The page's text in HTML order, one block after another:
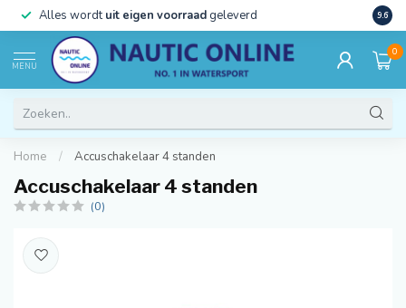
Alles wordtuit eigen voorraad geleverd 9.6
MENU
0
Home / Accuschakelaar 4 standen
Accuschakelaar 4 standen
(0)